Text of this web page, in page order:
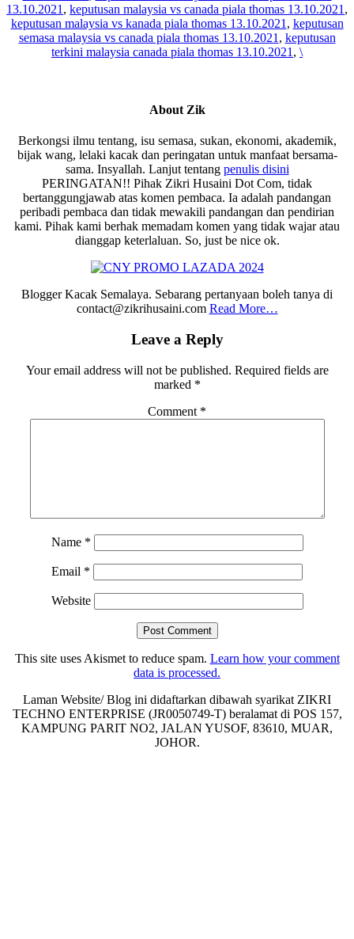
13.10.2021 , keputusan malaysia vs canada piala thomas 13.10.2021 ,
keputusan malaysia vs kanada piala thomas 13.10.2021 , keputusan
semasa malaysia vs canada piala thomas 13.10.2021 , keputusan
terkini malaysia canada piala thomas 13.10.2021 , \
About Zik
Berkongsi ilmu tentang, isu semasa, sukan, ekonomi, akademik,
bijak wang, lelaki kacak dan peringatan untuk manfaat bersama-
sama. Insyallah. Lanjut tentang penulis disini
PERINGATAN!! Pihak Zikri Husaini Dot Com, tidak
bertanggungjawab atas komen pembaca. Ia adalah pandangan
peribadi pembaca dan tidak mewakili pandangan dan pendirian
kami. Pihak kami berhak memadam komen yang tidak wajar atau
dianggap keterlaluan. So, just be nice ok.
Blogger Kacak Semalaya. Sebarang pertanyaan boleh tanya di
contact@zikrihusaini.com Read More…
Leave a Reply
Your email address will not be published. Required fields are
marked *
Comment *
Name *
Email *
Website
This site uses Akismet to reduce spam. Learn how your comment
data is processed.
Laman Website/ Blog ini didaftarkan dibawah syarikat ZIKRI
TECHNO ENTERPRISE (JR0050749-T) beralamat di POS 157,
KAMPUNG PARIT NO2, JALAN YUSOF, 83610, MUAR,
JOHOR.